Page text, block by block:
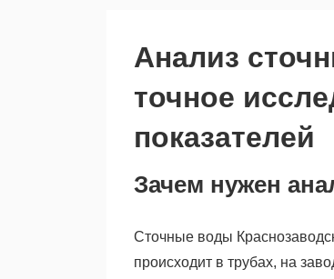
Анализ
точное
показателей
Зачем нужен
Сточные воды
происходит в трубах, на